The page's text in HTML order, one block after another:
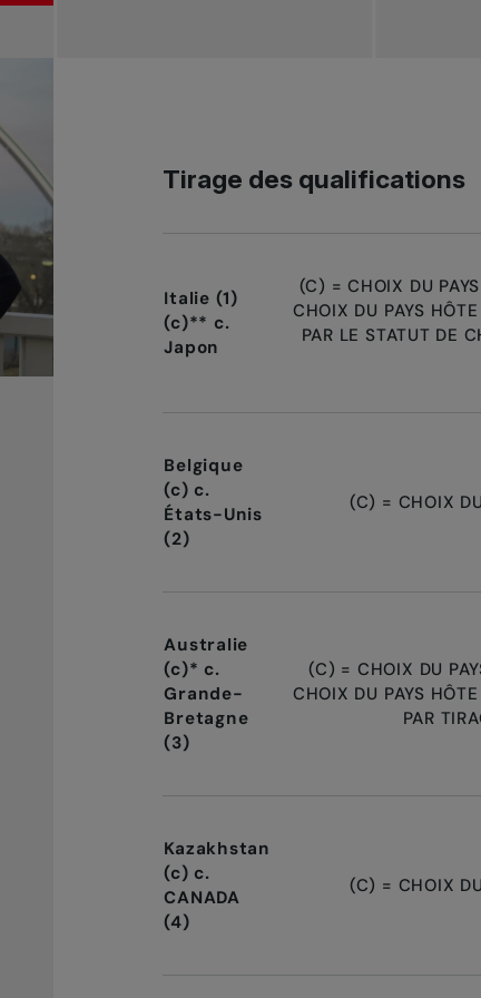
Tirage des qualifications
Italie (1)
(c)** c.
Japon
(C) = CHOIX DU
CHOIX DU PAYS
PAR LE STATUT DE
Belgique
(c) c.
États-Unis
(2)
(C) = CHOIX
Australie
(c)* c.
Grande-
Bretagne
(3)
(C) = CHOIX DU
CHOIX DU PAYS
PAR
Kazakhstan
(c) c.
CANADA
(4)
(C) = CHOIX